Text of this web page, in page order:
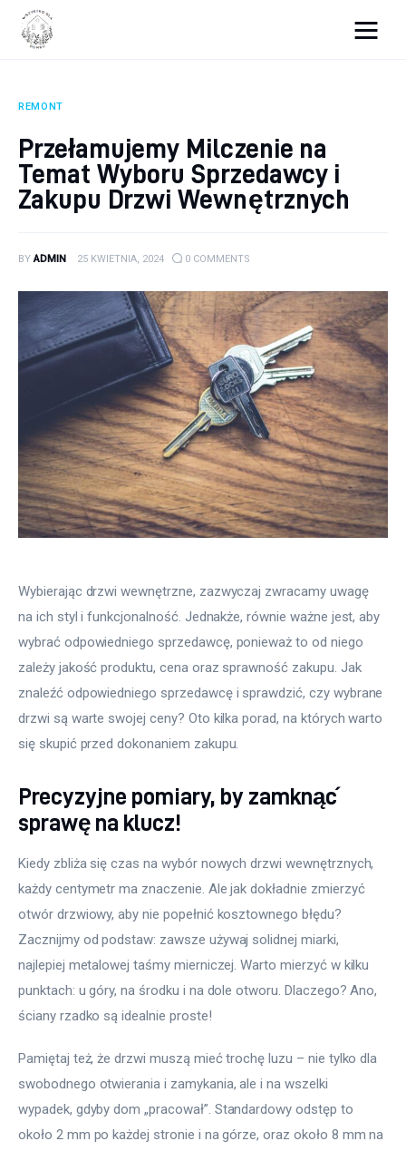
Remont
Porady budowlane
Ogród
REMONT
Przełamujemy Milczenie na
Temat Wyboru Sprzedawcy i
Zakupu Drzwi Wewnętrznych
BY ADMIN 25 KWIETNIA, 2024 0 COMMENTS
Wybierając drzwi wewnętrzne, zazwyczaj zwracamy uwagę
na ich styl i funkcjonalność. Jednakże, równie ważne jest, aby
wybrać odpowiedniego sprzedawcę, ponieważ to od niego
zależy jakość produktu, cena oraz sprawność zakupu. Jak
znaleźć odpowiedniego sprzedawcę i sprawdzić, czy wybrane
drzwi są warte swojej ceny? Oto kilka porad, na których warto
się skupić przed dokonaniem zakupu.
Precyzyjne pomiary, by zamknąć
sprawę na klucz!
Kiedy zbliża się czas na wybór nowych drzwi wewnętrznych,
każdy centymetr ma znaczenie. Ale jak dokładnie zmierzyć
otwór drzwiowy, aby nie popełnić kosztownego błędu?
Zacznijmy od podstaw: zawsze używaj solidnej miarki,
najlepiej metalowej taśmy mierniczej. Warto mierzyć w kilku
punktach: u góry, na środku i na dole otworu. Dlaczego? Ano,
ściany rzadko są idealnie proste!
Pamiętaj też, że drzwi muszą mieć trochę luzu – nie tylko dla
swobodnego otwierania i zamykania, ale i na wszelki
wypadek, gdyby dom „pracował”. Standardowy odstęp to
około 2 mm po każdej stronie i na górze, oraz około 8 mm na